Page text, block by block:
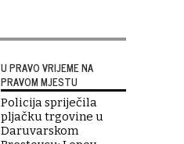
U PRAVO VRIJEME NA
PRAVOM MJESTU
Policija spriječila
pljačku trgovine u
Daruvarskom